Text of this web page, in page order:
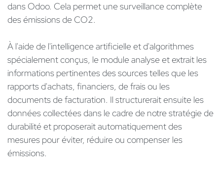
dans Odoo. Cela permet une surveillance complète
des émissions de CO2.
À l'aide de l'intelligence artificielle et d'algorithmes
spécialement conçus, le module analyse et extrait les
informations pertinentes des sources telles que les
rapports d'achats, financiers, de frais ou les
documents de facturation. Il structurerait ensuite les
données collectées dans le cadre de notre stratégie de
durabilité et proposerait automatiquement des
mesures pour éviter, réduire ou compenser les
émissions.